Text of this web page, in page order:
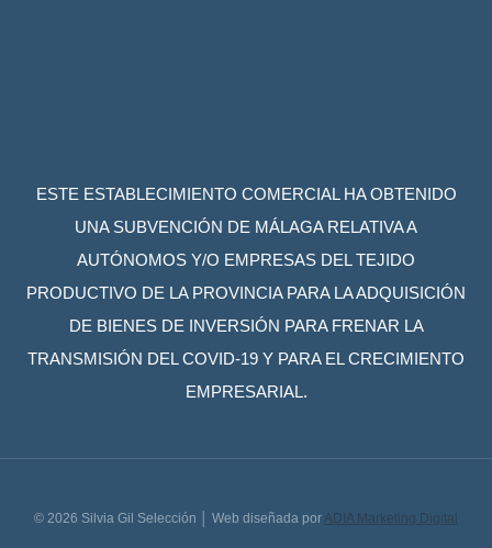
ESTE ESTABLECIMIENTO COMERCIAL HA OBTENIDO
UNA SUBVENCIÓN DE MÁLAGA RELATIVA A
AUTÓNOMOS Y/O EMPRESAS DEL TEJIDO
PRODUCTIVO DE LA PROVINCIA PARA LA ADQUISICIÓN
DE BIENES DE INVERSIÓN PARA FRENAR LA
TRANSMISIÓN DEL COVID-19 Y PARA EL CRECIMIENTO
EMPRESARIAL.
© 2026 Silvia Gil Selección │ Web diseñada porADIA Marketing Digital